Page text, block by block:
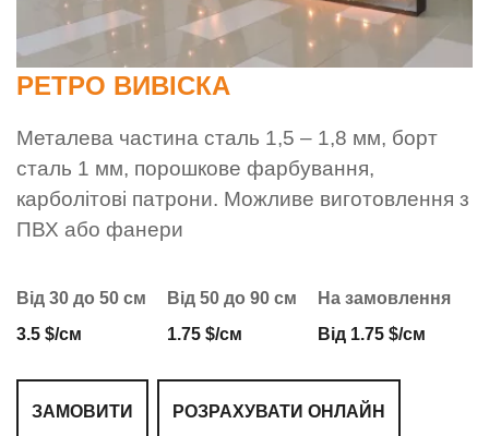
РЕТРО ВИВІСКА
Металева частина сталь 1,5 – 1,8 мм, борт
сталь 1 мм, порошкове фарбування,
карболітові патрони. Можливе виготовлення з
ПВХ або фанери
Від 30 до 50 см
3.5 $/см
Від 50 до 90 см
1.75 $/см
На замовлення
Від 1.75 $/см
ЗАМОВИТИ РОЗРАХУВАТИ ОНЛАЙН